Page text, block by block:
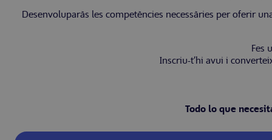
Desenvoluparàs les competències necessàries per oferir
Fes
Inscriu-t’hi avui i
Todo lo que